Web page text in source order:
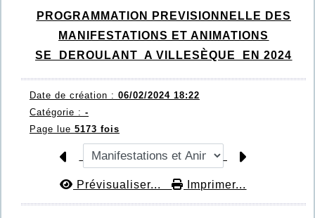
PROGRAMMATION PREVISIONNELLE DES
MANIFESTATIONS ET ANIMATIONS
SE DEROULANT A VILLESÈQUE EN 2024
Date de création : 06/02/2024 18:22
Catégorie : -
Page lue 5173 fois
Prévisualiser... Imprimer...